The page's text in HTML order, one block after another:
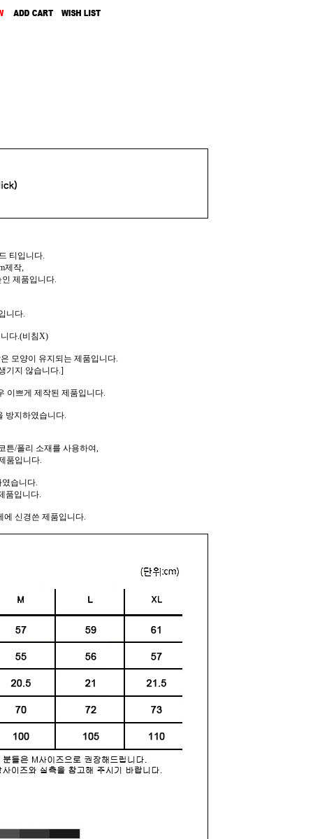
티입니다.
제작,
제품입니다.
니다.
다.(비침X)
모양이 유지되는 제품입니다.
기지 않습니다.]
이쁘게 제작된 제품입니다.
방지하였습니다.
튼/폴리 소재를 사용하여,
품입니다.
습니다.
품입니다.
에 신경쓴 제품입니다.